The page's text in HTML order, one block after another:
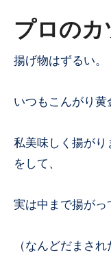
プロのカ
揚げ物はずるい。
いつもこんがり黄
私美味しく揚が
をして、
実は中まで揚がっ
（なんどだまされ